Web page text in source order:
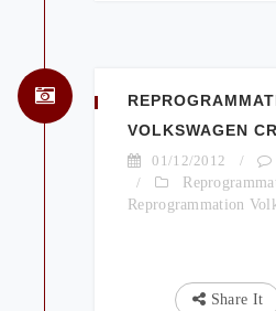
VOLKSWAGEN
01/12/2012 /
/
Reprogrammation
Share It